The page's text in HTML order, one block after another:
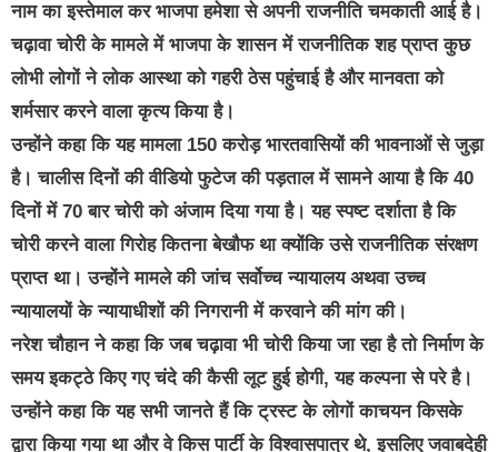
नाम का इस्तेमाल कर भाजपा हमेशा से अपनी राजनीति चमकाती आई है।
चढ़ावा चोरी के मामले में भाजपा के शासन में राजनीतिक शह प्राप्त कुछ
लोभी लोगों ने लोक आस्था को गहरी ठेस पहुंचाई है और मानवता को
शर्मसार करने वाला कृत्य किया है।
उन्होंने कहा कि यह मामला 150 करोड़ भारतवासियों की भावनाओं से जुड़ा
है। चालीस दिनों की वीडियो फुटेज की पड़ताल में सामने आया है कि 40
दिनों में 70 बार चोरी को अंजाम दिया गया है। यह स्पष्ट दर्शाता है कि
चोरी करने वाला गिरोह कितना बेखौफ था क्योंकि उसे राजनीतिक संरक्षण
प्राप्त था। उन्होंने मामले की जांच सर्वोच्च न्यायालय अथवा उच्च
न्यायालयों के न्यायाधीशों की निगरानी में करवाने की मांग की।
नरेश चौहान ने कहा कि जब चढ़ावा भी चोरी किया जा रहा है तो निर्माण के
समय इकट्ठे किए गए चंदे की कैसी लूट हुई होगी, यह कल्पना से परे है।
उन्होंने कहा कि यह सभी जानते हैं कि ट्रस्ट के लोगों काचयन किसके
द्वारा किया गया था और वे किस पार्टी के विश्वासपात्र थे, इसलिए जवाबदेही